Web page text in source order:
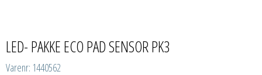
LED- PAKKE ECO PAD SENSOR PK3
Varenr: 1440562